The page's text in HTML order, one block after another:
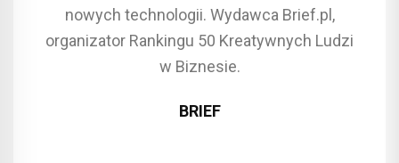
nowych technologii. Wydawca Brief.pl,
organizator Rankingu 50 Kreatywnych Ludzi
w Biznesie.
BRIEF